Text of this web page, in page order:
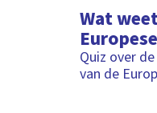
Wat
Quiz over
van de